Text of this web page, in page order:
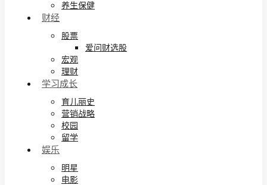
养生保健
财经
股票
爱问财选股
宏观
理财
学习成长
育儿丽史
营销战略
校园
留学
娱乐
明星
电影